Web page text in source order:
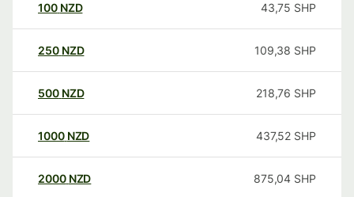
100 NZD 43,75 SHP
250 NZD 109,38 SHP
500 NZD 218,76 SHP
1000 NZD 437,52 SHP
2000 NZD 875,04 SHP